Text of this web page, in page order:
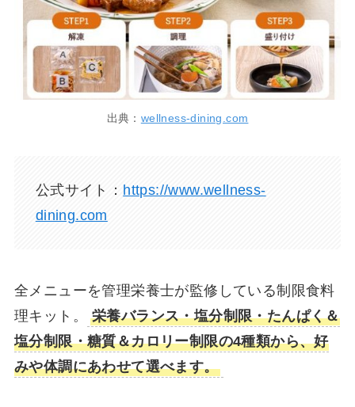
出典： wellness-dining.com
公式サイト： https://www.wellness-
dining.com
全メニューを管理栄養士が監修している制限食料
理キット。
栄養バランス・塩分制限・たんぱく＆
塩分制限・糖質＆カロリー制限の4種類から、好
みや体調にあわせて選べます。